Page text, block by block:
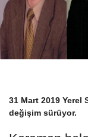
31 Mart 2019
değişim sürüyor.